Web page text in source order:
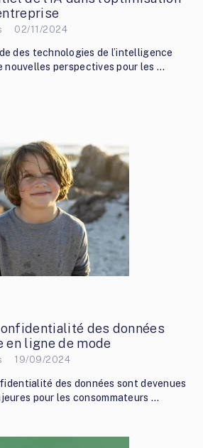
02/11/2024
des technologies de l’intelligence
nouvelles perspectives pour les …
des données
en ligne de mode
19/09/2024
des données sont devenues
pour les consommateurs …